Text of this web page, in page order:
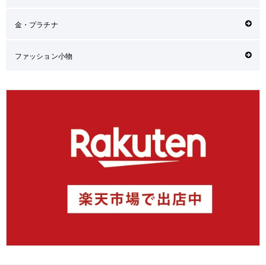
金・プラチナ
ファッション小物